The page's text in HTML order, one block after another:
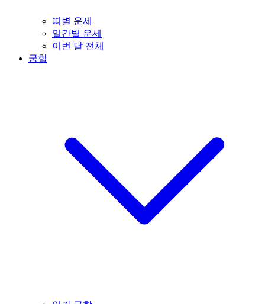
띠별 운세
일간별 운세
이번 달 전체
궁합